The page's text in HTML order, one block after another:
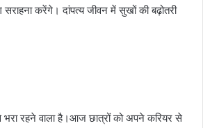
सराहना करेंगे। दांपत्य जीवन में सुखों की बढ़ोतरी
रहने वाला है।आज छात्रों को अपने करियर से